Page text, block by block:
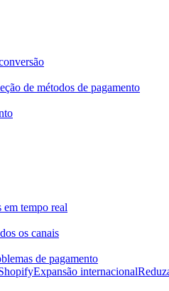
de métodos de pagamento
em tempo real
os canais
de pagamento
Expansão internacional